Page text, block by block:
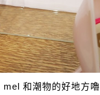
和潮物的好地方嚕